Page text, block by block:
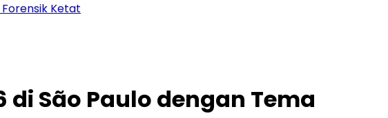
Ketat
di São Paulo dengan Tema